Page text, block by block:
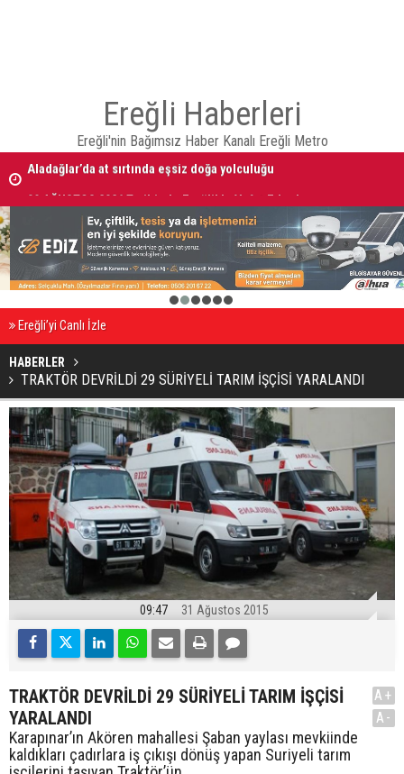
Ereğli Haberleri
Ereğli'nin Bağımsız Haber Kanalı Ereğli Metro
Aladağlar’da at sırtında eşsiz doğa yolculuğu
09 AĞUSTOS 2026 Tarihinde Ereğli’de Vefat Edenler
2 3 4 5 6
Ereğli’yi Canlı İzle
HABERLER
TRAKTÖR DEVRİLDİ 29 SÜRİYELİ TARIM İŞÇİSİ YARALANDI
09:47 31 Ağustos 2015
TRAKTÖR DEVRİLDİ 29 SÜRİYELİ TARIM İŞÇİSİ
YARALANDI
Karapınar’ın Akören mahallesi Şaban yaylası mevkiinde
kaldıkları çadırlara iş çıkışı dönüş yapan Suriyeli tarım
A+
A-